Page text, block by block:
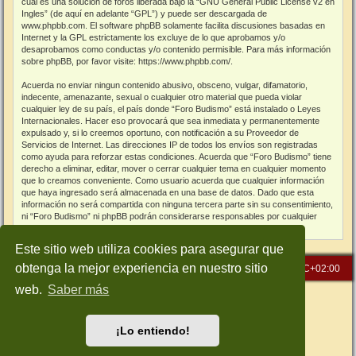
Este sitio web utiliza cookies para asegurar que
obtenga la mejor experiencia en nuestro sitio
web. Saber más
¡Lo entiendo!
Ingles” (de aquí en adelante “GPL”) y puede ser descargada de
www.phpbb.com . El software phpBB solamente facilita discusiones basadas en
Internet y la GPL estrictamente los excluye de lo que aprobamos y/o
desaprobamos como conductas y/o contenido permisible. Para más información
sobre phpBB, por favor visite: https://www.phpbb.com/
Acuerda no enviar ningun contenido abusivo, obsceno, vulgar, difamatorio,
indecente, amenazante, sexual o cualquier otro material que pueda violar
cualquier ley de su país, el país donde “Foro Budismo” está instalado o Leyes
Internacionales. Hacer eso provocará que sea inmediata y permanentemente
expulsado y, si lo creemos oportuno, con notificación a su Proveedor de
Servicios de Internet. Las direcciones IP de todos los envíos son registradas
como ayuda para reforzar estas condiciones. Acuerda que “Foro Budismo” tiene
derecho a eliminar, editar, mover o cerrar cualquier tema en cualquier momento
que lo creamos conveniente. Como usuario acuerda que cualquier información
que haya ingresado será almacenada en una base de datos. Dado que esta
información no será compartida con ninguna tercera parte sin su consentimiento,
ni “Foro Budismo” ni phpBB podrán considerarse responsables por cualquier
intento de hacking que conlleve a que los datos sean comprometidos.
Inicio Índice general Todos los horarios son UTC+02:00
Desarrollado porphpBB